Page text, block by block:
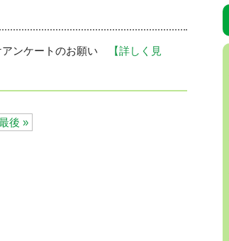
アンケートのお願い
【詳しく見
後 »